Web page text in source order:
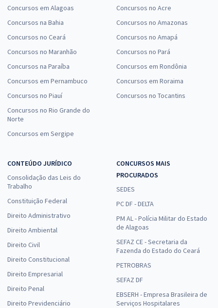
Concursos em Alagoas
Concursos na Bahia
Concursos no Ceará
Concursos no Maranhão
Concursos na Paraíba
Concursos em Pernambuco
Concursos no Piauí
Concursos no Rio Grande do
Norte
Concursos em Sergipe
Concursos no Acre
Concursos no Amazonas
Concursos no Amapá
Concursos no Pará
Concursos em Rondônia
Concursos em Roraima
Concursos no Tocantins
CONTEÚDO JURÍDICO
Consolidação das Leis do
Trabalho
Constituição Federal
Direito Administrativo
Direito Ambiental
Direito Civil
Direito Constitucional
Direito Empresarial
Direito Penal
Direito Previdenciário
CONCURSOS MAIS
PROCURADOS
SEDES
PC DF - DELTA
PM AL - Polícia Militar do Estado
de Alagoas
SEFAZ CE - Secretaria da
Fazenda do Estado do Ceará
PETROBRAS
SEFAZ DF
EBSERH - Empresa Brasileira de
Serviços Hospitalares